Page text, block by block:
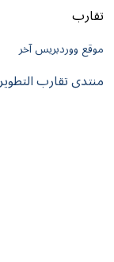
تقارب
موقع ووردبريس آخر
منتدى تقارب